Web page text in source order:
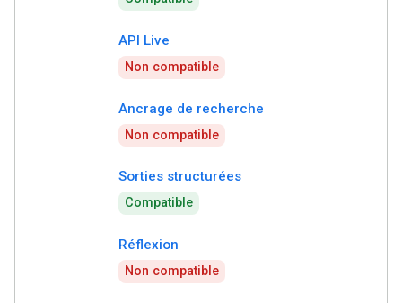
API Live
Non compatible
Ancrage de recherche
Non compatible
Sorties structurées
Compatible
Réflexion
Non compatible